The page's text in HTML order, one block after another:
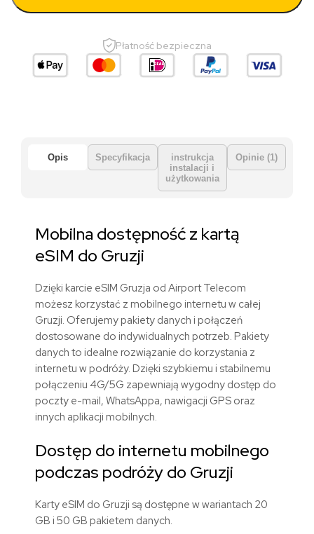
Płatność bezpieczna
Opis Specyfikacja
instrukcja
instalacji i
użytkowania
Opinie (1)
Mobilna dostępność z kartą
eSIM do Gruzji
Dzięki karcie eSIM Gruzja od Airport Telecom
możesz korzystać z mobilnego internetu w całej
Gruzji. Oferujemy pakiety danych i połączeń
dostosowane do indywidualnych potrzeb. Pakiety
danych to idealne rozwiązanie do korzystania z
internetu w podróży. Dzięki szybkiemu i stabilnemu
połączeniu 4G/5G zapewniają wygodny dostęp do
poczty e-mail, WhatsAppa, nawigacji GPS oraz
innych aplikacji mobilnych.
Dostęp do internetu mobilnego
podczas podróży do Gruzji
Karty eSIM do Gruzji są dostępne w wariantach 20
GB i 50 GB pakietem danych.